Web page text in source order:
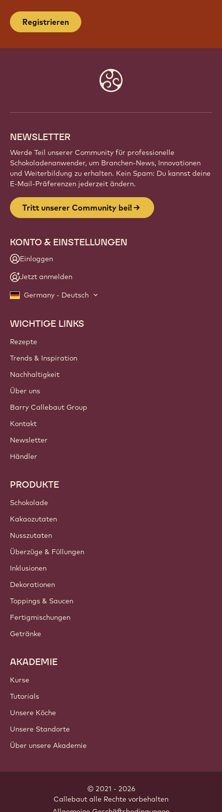
Registrieren
NEWSLETTER
Werde Teil unserer Community für professionelle
Schokoladenanwender, um Branchen-News, Innovationen
und Weiterbildung zu erhalten. Kein Spam: Du kannst deine
E-Mail-Präferenzen jederzeit ändern.
Tritt unserer Community bei!
KONTO & EINSTELLUNGEN
Einloggen
Jetzt anmelden
Germany - Deutsch
Footer
Callebaut
WICHTIGE LINKS
Rezepte
Trends & Inspiration
Nachhaltigkeit
Über uns
Barry Callebaut Group
Kontakt
Newsletter
Händler
PRODUKTE
Schokolade
Kakaozutaten
Nusszutaten
Überzüge & Füllungen
Inklusionen
Dekorationen
Toppings & Saucen
Fertigmischungen
Getränke
AKADEMIE
Kurse
Tutorials
Unsere Köche
Unsere Standorte
Über unsere Akademie
© 2021 - 2026
Callebaut alle Rechte vorbehalten